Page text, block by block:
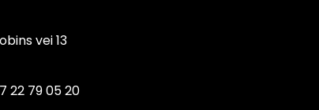
vei 13
22 79 05 20